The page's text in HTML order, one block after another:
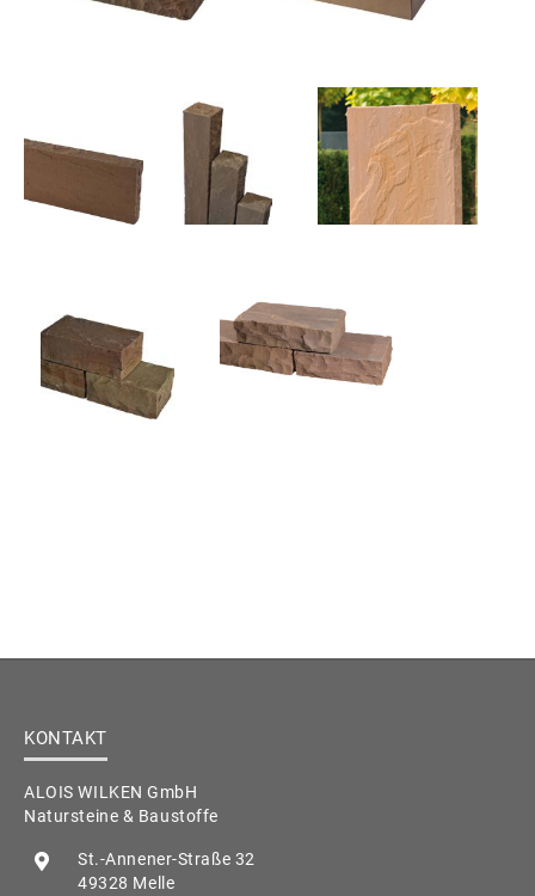
KONTAKT
ALOIS WILKEN GmbH
Natursteine & Baustoffe
St.-Annener-Straße 32
49328 Melle